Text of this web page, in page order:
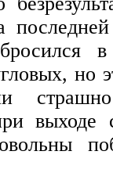
но
страшно